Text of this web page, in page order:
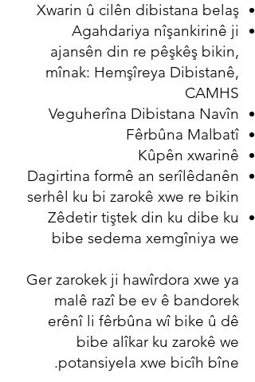
Xwarin û cilên dibistana belaş
Agahdariya nîşankirinê ji
ajansên din re pêşkêş bikin,
mînak: Hemşîreya Dibistanê,
CAMHS
Veguherîna Dibistana Navîn
Fêrbûna Malbatî
Kûpên xwarinê
Dagirtina formê an serîlêdanên
serhêl ku bi zarokê xwe re bikin
Zêdetir tiştek din ku dibe ku
bibe sedema xemgîniya we
Ger zarokek ji hawîrdora xwe ya
malê razî be ev ê bandorek
erênî li fêrbûna wî bike û dê
bibe alîkar ku zarokê we
potansiyela xwe bicîh bîne.